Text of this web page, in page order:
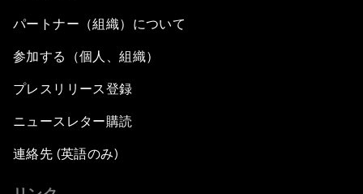
パートナー（組織）について
参加する（個人、組織）
プレスリリース登録
ニュースレター購読
連絡先 (英語のみ)